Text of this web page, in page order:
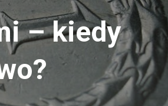
– kiedy